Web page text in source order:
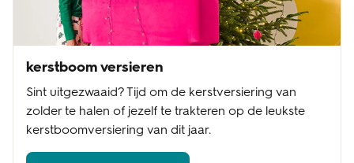
kerstboom versieren
Sint uitgezwaaid? Tijd om de kerstversiering van
zolder te halen of jezelf te trakteren op de leukste
kerstboomversiering van dit jaar.